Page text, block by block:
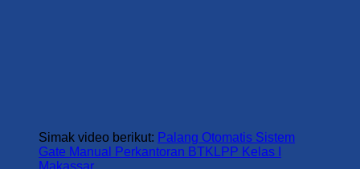
Simak video berikut: Palang Otomatis Sistem
Gate Manual Perkantoran BTKLPP Kelas I